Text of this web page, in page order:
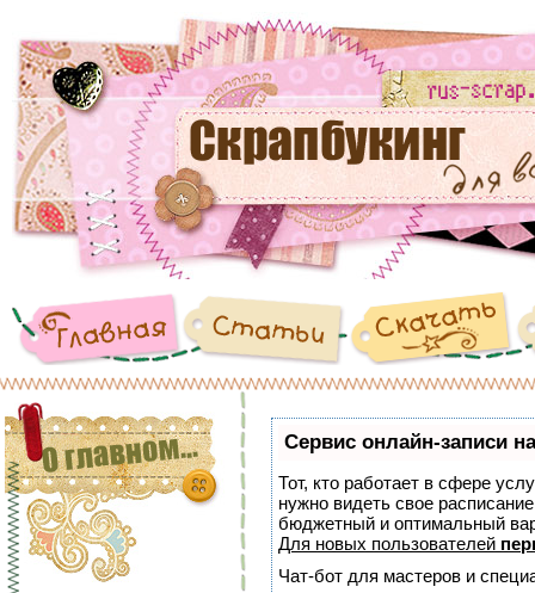
Сервис онлайн-записи
Тот, кто работает в сфере
нужно видеть свое
бюджетный и оптимальный
Для новых пользователей
Чат-бот для мастеров и